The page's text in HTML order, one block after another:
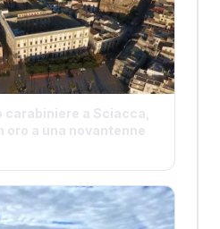
a Sciacca,
a una novantenne